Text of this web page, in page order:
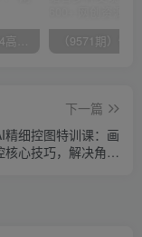
（10150期）2024高考项目野路子玩法，无限裂变，最高一天1W＋！
下一篇
精细控图特训课：画
核心技巧，解决角色